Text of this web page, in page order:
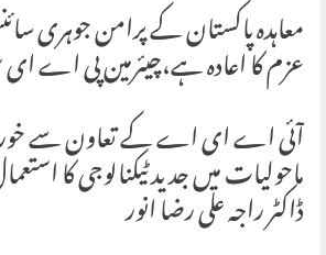
معاہدہ پاکستان کے پرامن جوہری
عزم کا اعادہ ہے،چیئرمین پی اے
آئی اے ای اے کے تعاون سے
ماحولیات میں جدید ٹیکنالوجی کا
ڈاکٹر راجہ علی رضا انور